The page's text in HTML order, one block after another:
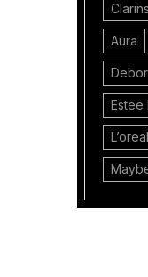
Clarins
Aura
Estee
L’oreal